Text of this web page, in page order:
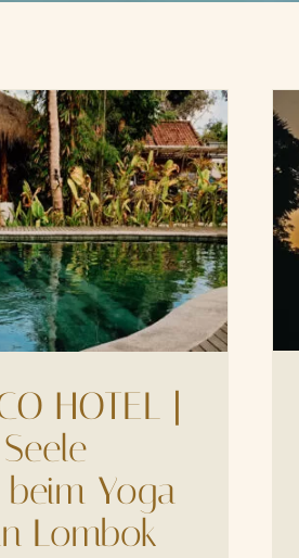
HOTEL |
Yoga
Lombok